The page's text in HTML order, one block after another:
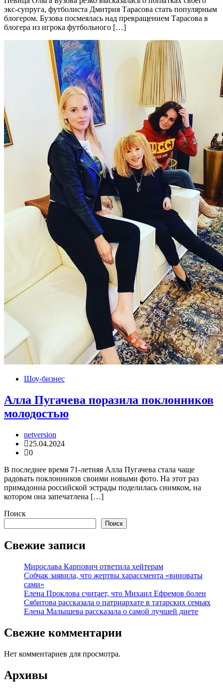
экс-супруга, футболиста Дмитрия Тарасова стать популярным
блогером. Бузова посмеялась над превращением Тарасова в
блогера из игрока футбольного […]
Шоу-бизнес
Алла Пугачева поразила поклонников
молодостью
netversion
25.04.2024
0
В последнее время 71-летняя Алла Пугачева стала чаще
радовать поклонников своими новыми фото. На этот раз
примадонна российской эстрады поделилась снимком, на
котором она запечатлена […]
Поиск
Поиск
Свежие записи
Мирослава Карпович ответила хейтерам
Собчак заявила, что жертвы харассмента «виноваты
сами»
Елена Проклова считает, что Михаил Ефремов болен
Сябитова рассказала о патриархате в татарских семьях
Елена Малышева рассказала о самой лучшей диете
Свежие комментарии
Нет комментариев для просмотра.
Архивы